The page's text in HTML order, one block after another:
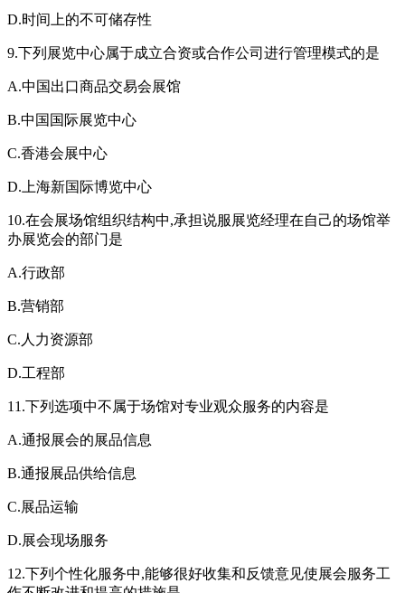
D.时间上的不可储存性
9.下列展览中心属于成立合资或合作公司进行管理模式的是
A.中国出口商品交易会展馆
B.中国国际展览中心
C.香港会展中心
D.上海新国际博览中心
10.在会展场馆组织结构中,承担说服展览经理在自己的场馆举
办展览会的部门是
A.行政部
B.营销部
C.人力资源部
D.工程部
11.下列选项中不属于场馆对专业观众服务的内容是
A.通报展会的展品信息
B.通报展品供给信息
C.展品运输
D.展会现场服务
12.下列个性化服务中,能够很好收集和反馈意见使展会服务工